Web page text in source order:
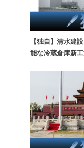
【独自】清水建
能な冷蔵倉庫新